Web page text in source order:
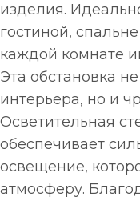
изделия.
гостиной,
каждой комнате
Эта обстановка
интерьера, но и
Осветительная
обеспечивает
освещение,
атмосферу.